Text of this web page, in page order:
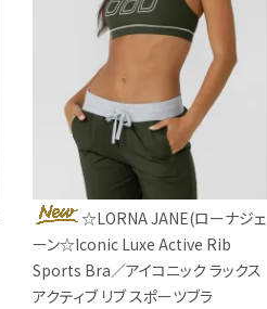
☆LORNA JANE(ローナジェ
ーン☆Iconic Luxe Active Rib
Sports Bra／アイコニック ラックス
アクティブ リブ スポーツブラ